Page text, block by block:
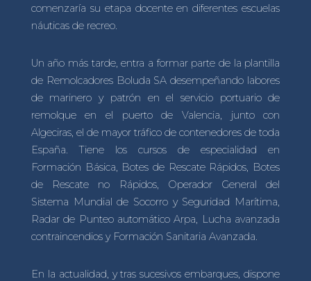
comenzaría su etapa docente en diferentes escuelas
náuticas de recreo.
Un año más tarde, entra a formar parte de la plantilla
de Remolcadores Boluda SA desempeñando labores
de marinero y patrón en el servicio portuario de
remolque en el puerto de Valencia, junto con
Algeciras, el de mayor tráfico de contenedores de toda
España. Tiene los cursos de especialidad en
Formación Básica, Botes de Rescate Rápidos, Botes
de Rescate no Rápidos, Operador General del
Sistema Mundial de Socorro y Seguridad Marítima,
Radar de Punteo automático Arpa, Lucha avanzada
contraincendios y Formación Sanitaria Avanzada.
En la actualidad, y tras sucesivos embarques, dispone